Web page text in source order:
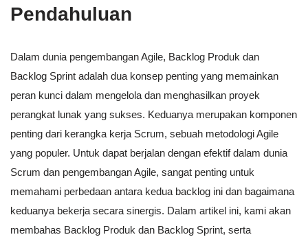
Pendahuluan
Dalam dunia pengembangan Agile, Backlog Produk dan
Backlog Sprint adalah dua konsep penting yang memainkan
peran kunci dalam mengelola dan menghasilkan proyek
perangkat lunak yang sukses. Keduanya merupakan komponen
penting dari kerangka kerja Scrum, sebuah metodologi Agile
yang populer. Untuk dapat berjalan dengan efektif dalam dunia
Scrum dan pengembangan Agile, sangat penting untuk
memahami perbedaan antara kedua backlog ini dan bagaimana
keduanya bekerja secara sinergis. Dalam artikel ini, kami akan
membahas Backlog Produk dan Backlog Sprint, serta